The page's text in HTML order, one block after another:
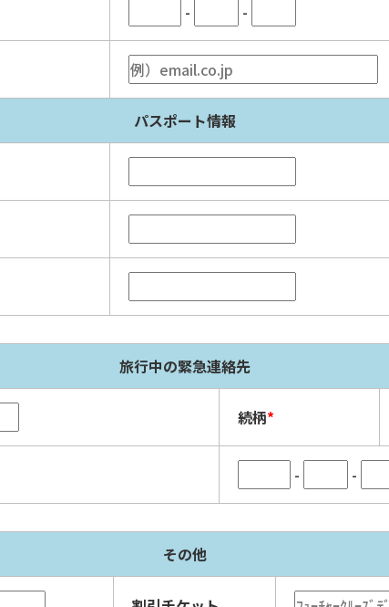
- -
パスポート情報
旅行中の緊急連絡先
続柄*
- -
その他